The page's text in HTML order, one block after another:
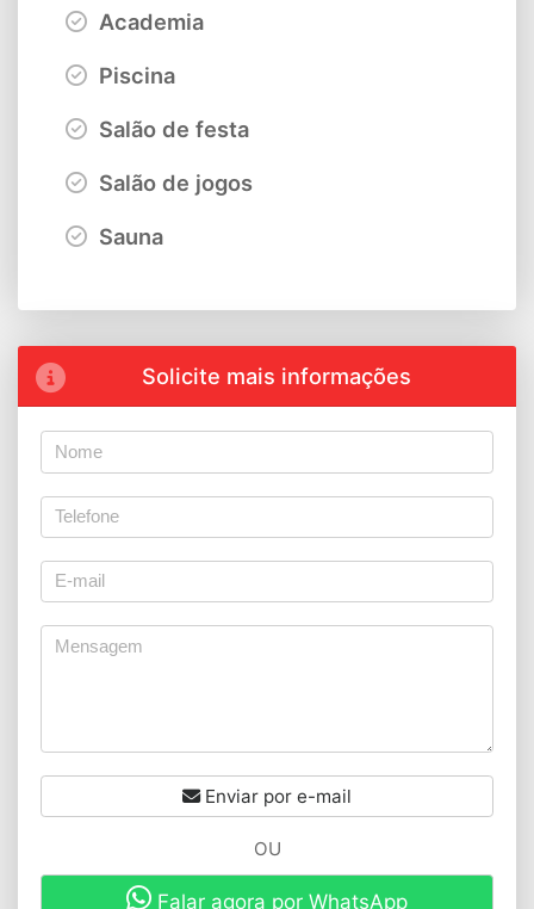
Academia
Piscina
Salão de festa
Salão de jogos
Sauna
Solicite mais informações
Enviar por e-mail
OU
Falar agora por WhatsApp